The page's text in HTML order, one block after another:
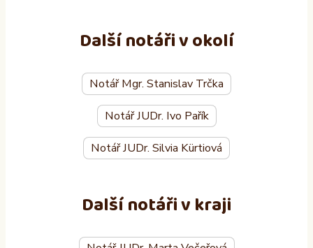
Další notáři v okolí
Notář Mgr. Stanislav Trčka
Notář JUDr. Ivo Pařík
Notář JUDr. Silvia Kürtiová
Další notáři v kraji